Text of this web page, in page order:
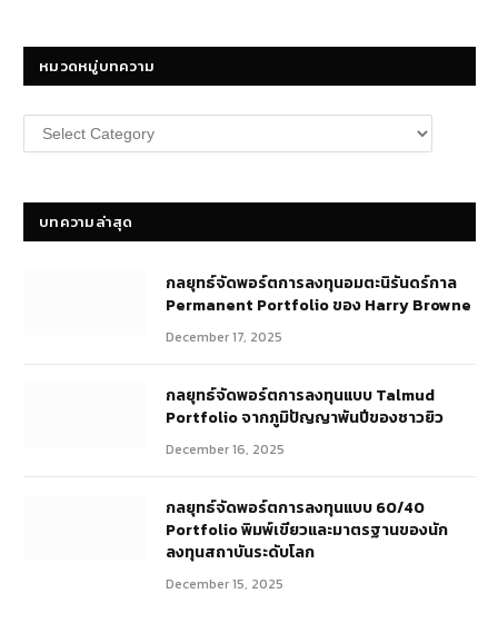
หมวดหมู่บทความ
หมวด
หมู่
บทความล่าสุด
กลยุทธ์​จัดพอร์ตการลงทุนอมตะนิรันดร์กาล
Permanent Portfolio ของ Harry Browne
December 17, 2025
กลยุทธ์จัดพอร์ตการลงทุนแบบ Talmud
Portfolio จากภูมิปัญญาพันปีของชาวยิว
December 16, 2025
กลยุทธ์จัดพอร์ตการลงทุนแบบ 60/40
Portfolio พิมพ์เขียวและมาตรฐานของนัก
ลงทุนสถาบันระดับโลก
December 15, 2025